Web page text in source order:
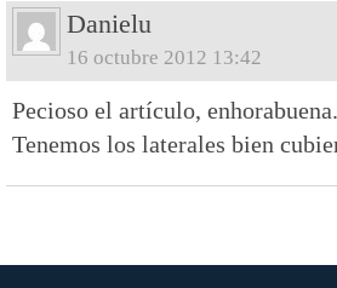
Danielu
16 octubre 2012 13:42
Pecioso el artículo,
Tenemos los laterales bien